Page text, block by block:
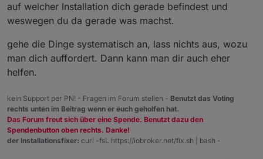
auf welcher Installation dich gerade befindest und
weswegen du da gerade was machst.
gehe die Dinge systematisch an, lass nichts aus, wozu
man dich auffordert. Dann kann man dir auch eher
helfen.
kein Support per PN! - Fragen im Forum stellen - Benutzt das Voting
rechts unten im Beitrag wenn er euch geholfen hat.
Das Forum freut sich über eine Spende. Benutzt dazu den
Spendenbutton oben rechts. Danke!
der Installationsfixer: curl -fsL https://iobroker.net/fix.sh | bash -